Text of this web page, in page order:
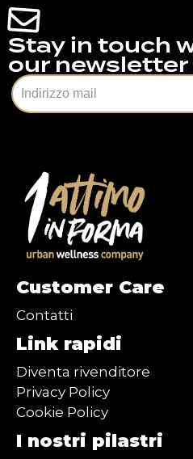
Stay in touch
our newsletter
Customer Care
Contatti
Link rapidi
Diventa rivenditore
Privacy Policy
Cookie Policy
I nostri pilastri